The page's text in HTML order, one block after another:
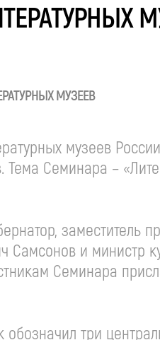
МУЗЕЕВ
музеев
Тема Семинара –
заместитель
Самсонов и министр
Семинара
три